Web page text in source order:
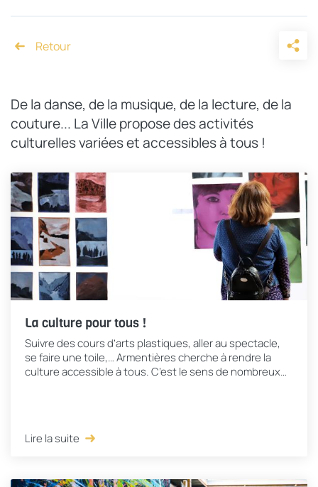
Accueil
De la danse, de la musique, de la lecture, de la
couture... La Ville propose des activités
culturelles variées et accessibles à tous !
La culture pour tous !
Suivre des cours d’arts plastiques, aller au spectacle,
se faire une toile,… Armentières cherche à rendre la
culture accessible à tous. C’est le sens de nombreux
Lire la suite